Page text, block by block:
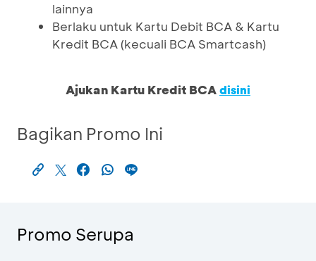
lainnya
Berlaku untuk Kartu Debit BCA & Kartu
Kredit BCA (kecuali BCA Smartcash)
Ajukan Kartu Kredit BCAdisini
Bagikan Promo Ini
Promo Serupa